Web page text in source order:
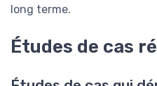
long terme.
Études de cas